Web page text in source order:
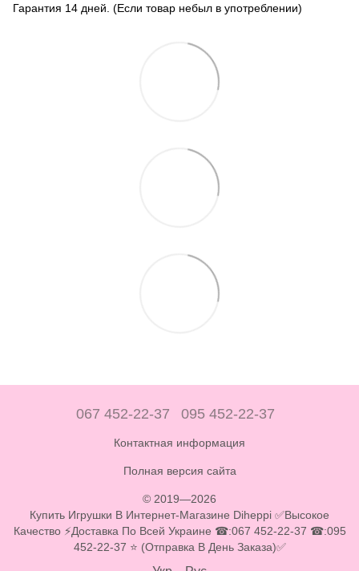
Гарантия 14 дней. (Если товар небыл в употреблении)
067 452-22-37 095 452-22-37
Контактная информация
Полная версия сайта
© 2019—2026
Купить Игрушки В Интернет-Магазине Diheppi ✅Высокое
Качество ⚡Доставка По Всей Украине ☎:067 452-22-37 ☎:095
452-22-37 ⭐ (Отправка В День Заказа)✅